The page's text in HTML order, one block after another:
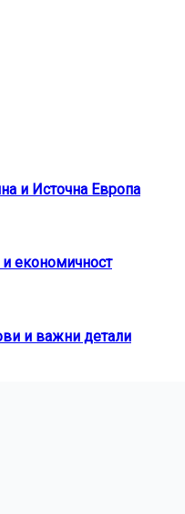
и Источна Европа
економичност
и важни детали